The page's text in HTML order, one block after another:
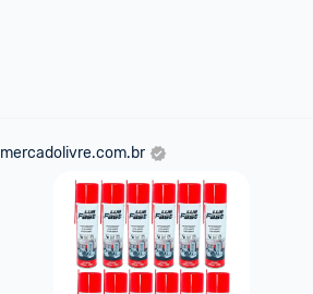
mercadolivre.com.br